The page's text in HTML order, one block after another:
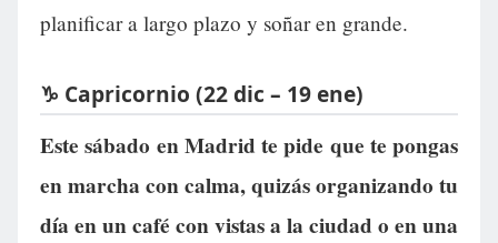
planificar a largo plazo y soñar en grande.
♑ Capricornio (22 dic – 19 ene)
Este sábado en Madrid te pide que te pongas
en marcha con calma, quizás organizando tu
día en un café con vistas a la ciudad o en una